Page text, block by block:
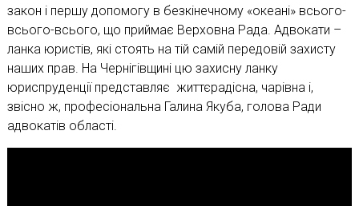
закон і першу допомогу в безкінечному «океані» всього-
всього-всього, що приймає Верховна Рада. Адвокати –
ланка юристів, які стоять на тій самій передовій захисту
наших прав. На Чернігівщині цю захисну ланку
юриспруденції представляє життєрадісна, чарівна і,
звісно ж, професіональна Галина Якуба, голова Ради
адвокатів області.